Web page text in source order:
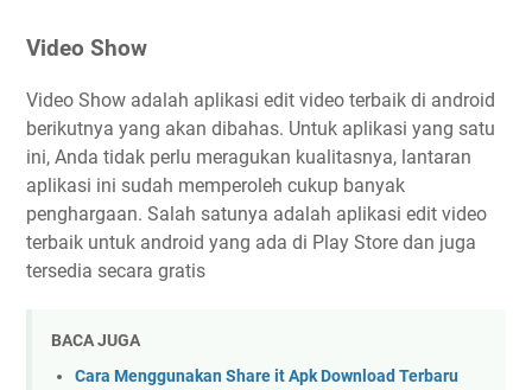
Video Show
Video Show adalah aplikasi edit video terbaik di android
berikutnya yang akan dibahas. Untuk aplikasi yang satu
ini, Anda tidak perlu meragukan kualitasnya, lantaran
aplikasi ini sudah memperoleh cukup banyak
penghargaan. Salah satunya adalah aplikasi edit video
terbaik untuk android yang ada di Play Store dan juga
tersedia secara gratis
BACA JUGA
Cara Menggunakan Share it Apk Download Terbaru